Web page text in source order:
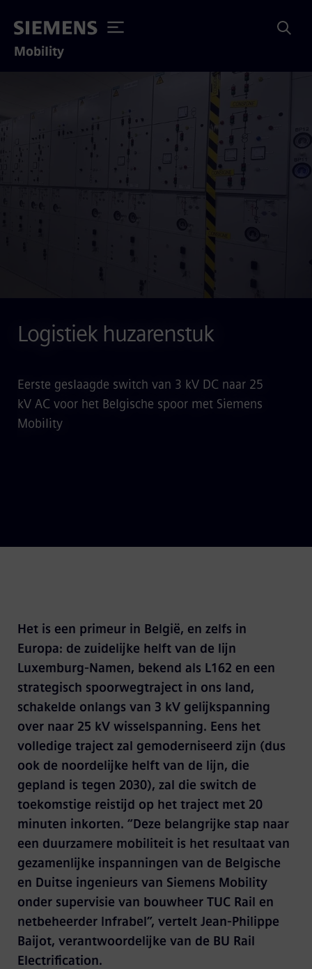
Mobility
Logistiek huzarenstuk
Eerste geslaagde switch van 3 kV DC naar 25
kV AC voor het Belgische spoor met Siemens
Mobility
Het is een primeur in België, en zelfs in
Europa: de zuidelijke helft van de lijn
Luxemburg-Namen, bekend als L162 en een
strategisch spoorwegtraject in ons land,
schakelde onlangs van 3 kV gelijkspanning
over naar 25 kV wisselspanning. Eens het
volledige traject zal gemoderniseerd zijn (dus
ook de noordelijke helft van de lijn, die
gepland is tegen 2030), zal die switch de
toekomstige reistijd op het traject met 20
minuten inkorten. “Deze belangrijke stap naar
een duurzamere mobiliteit is het resultaat van
gezamenlijke inspanningen van de Belgische
en Duitse ingenieurs van Siemens Mobility
onder supervisie van bouwheer TUC Rail en
netbeheerder Infrabel”, vertelt Jean-Philippe
Baijot, verantwoordelijke van de BU Rail
Electrification.